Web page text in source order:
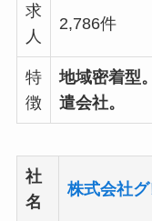
求
人
2,786件
特
徴
地域密着型
遣会社。
社
名
株式会社グ